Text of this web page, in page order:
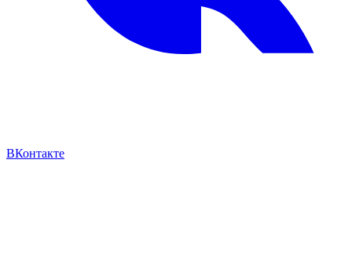
ВКонтакте